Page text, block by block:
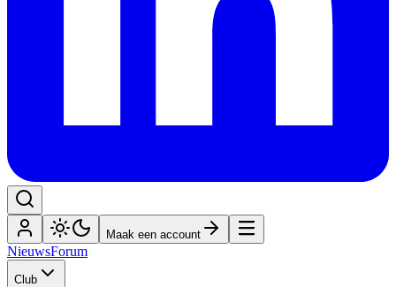
Maak een account
NieuwsForum
Club